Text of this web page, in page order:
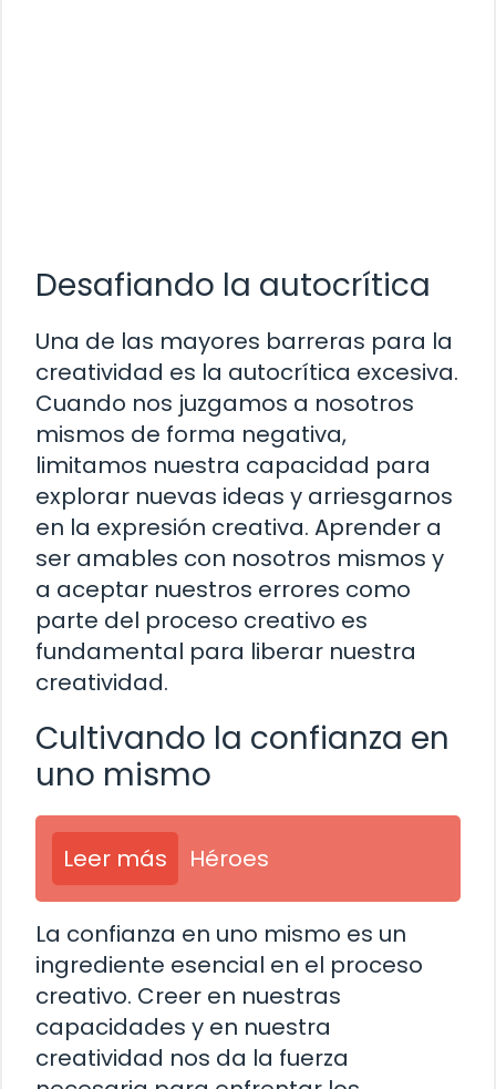
Desafiando la autocrítica
Una de las mayores barreras para la
creatividad es la autocrítica excesiva.
Cuando nos juzgamos a nosotros
mismos de forma negativa,
limitamos nuestra capacidad para
explorar nuevas ideas y arriesgarnos
en la expresión creativa. Aprender a
ser amables con nosotros mismos y
a aceptar nuestros errores como
parte del proceso creativo es
fundamental para liberar nuestra
creatividad.
Cultivando la confianza en
uno mismo
Leer más Héroes
La confianza en uno mismo es un
ingrediente esencial en el proceso
creativo. Creer en nuestras
capacidades y en nuestra
creatividad nos da la fuerza